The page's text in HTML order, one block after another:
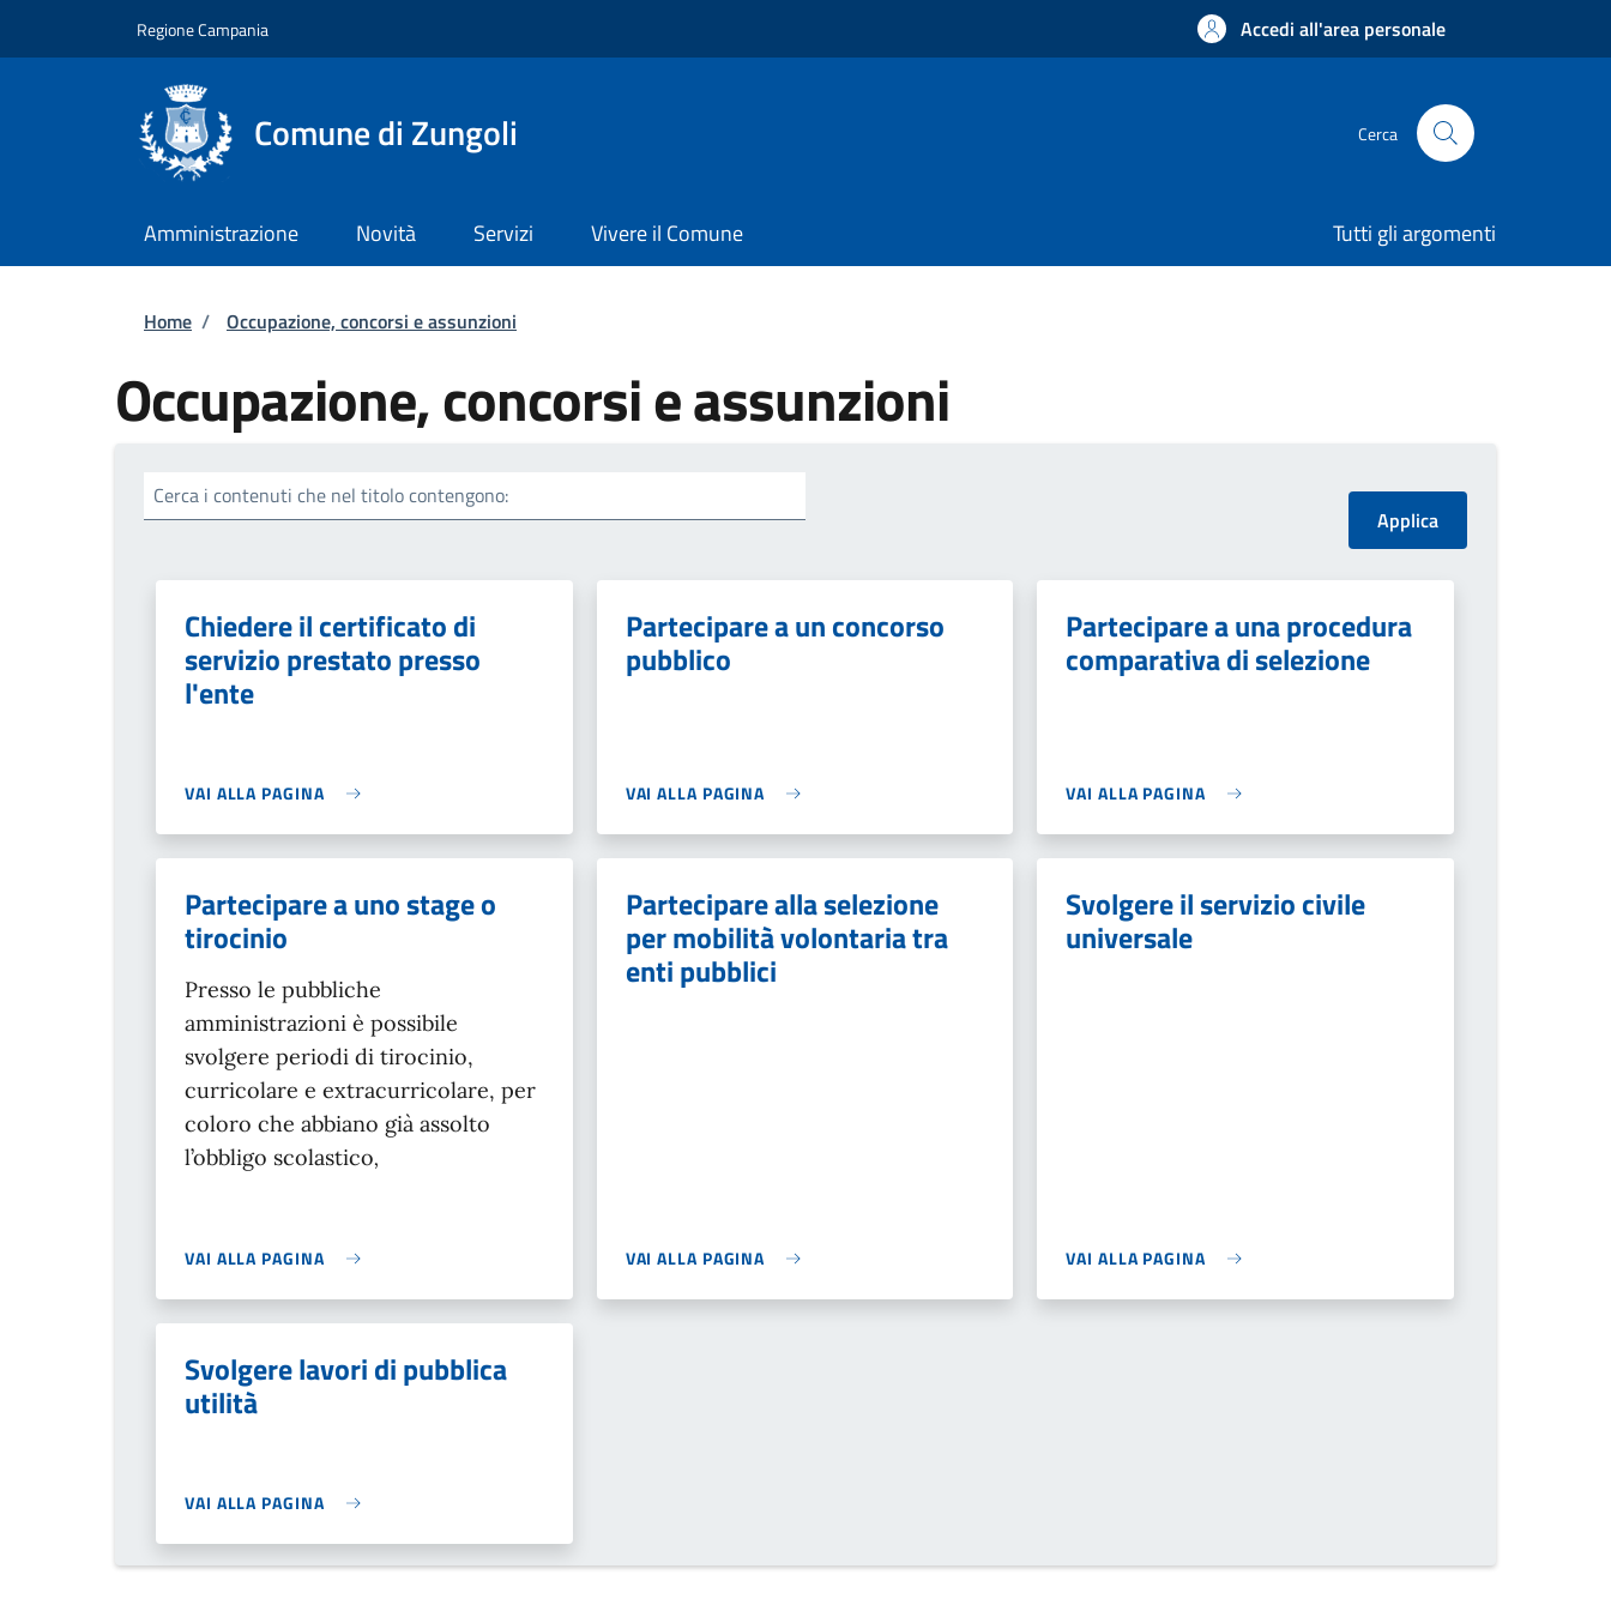
Regione Campania Accedi all'area personale
Comune di Zungoli Cerca
Amministrazione Novità Servizi Vivere il Comune Tutti gli argomenti
Briciole di pane
Home / Occupazione, concorsi e assunzioni
Occupazione, concorsi e assunzioni
Cerca i contenuti che nel titolo contengono:
Chiedere il certificato di
servizio prestato presso
l'ente
VAI ALLA PAGINA
Partecipare a un concorso
pubblico
VAI ALLA PAGINA
Partecipare a una procedura
comparativa di selezione
VAI ALLA PAGINA
Partecipare a uno stage o
tirocinio
Presso le pubbliche
amministrazioni è possibile
svolgere periodi di tirocinio,
curricolare e extracurricolare, per
coloro che abbiano già assolto
l’obbligo scolastico,
VAI ALLA PAGINA
Partecipare alla selezione
per mobilità volontaria tra
enti pubblici
VAI ALLA PAGINA
Svolgere il servizio civile
universale
VAI ALLA PAGINA
Svolgere lavori di pubblica
utilità
VAI ALLA PAGINA